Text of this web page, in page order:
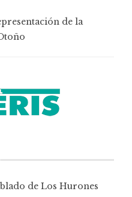
de la
de Los Hurones